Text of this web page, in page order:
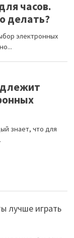
лучше играть